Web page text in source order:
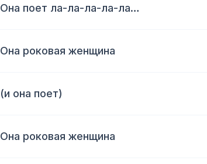
Она поет ла-ла-ла-ла-ла…
Она роковая женщина
(и она поет)
Она роковая женщина